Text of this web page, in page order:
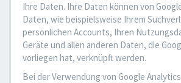
Ihre Daten. Ihre Daten können von
Daten, wie beispielsweise Ihrem
persönlichen Accounts, Ihren
Geräte und allen anderen Daten, die
vorliegen hat, verknüpft werden.
Bei der Verwendung von Google